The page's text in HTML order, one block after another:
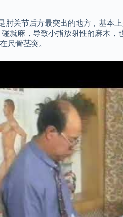
关节后方最突出的地方，基本
就麻，导致小指放射性的麻木
尺骨茎突。